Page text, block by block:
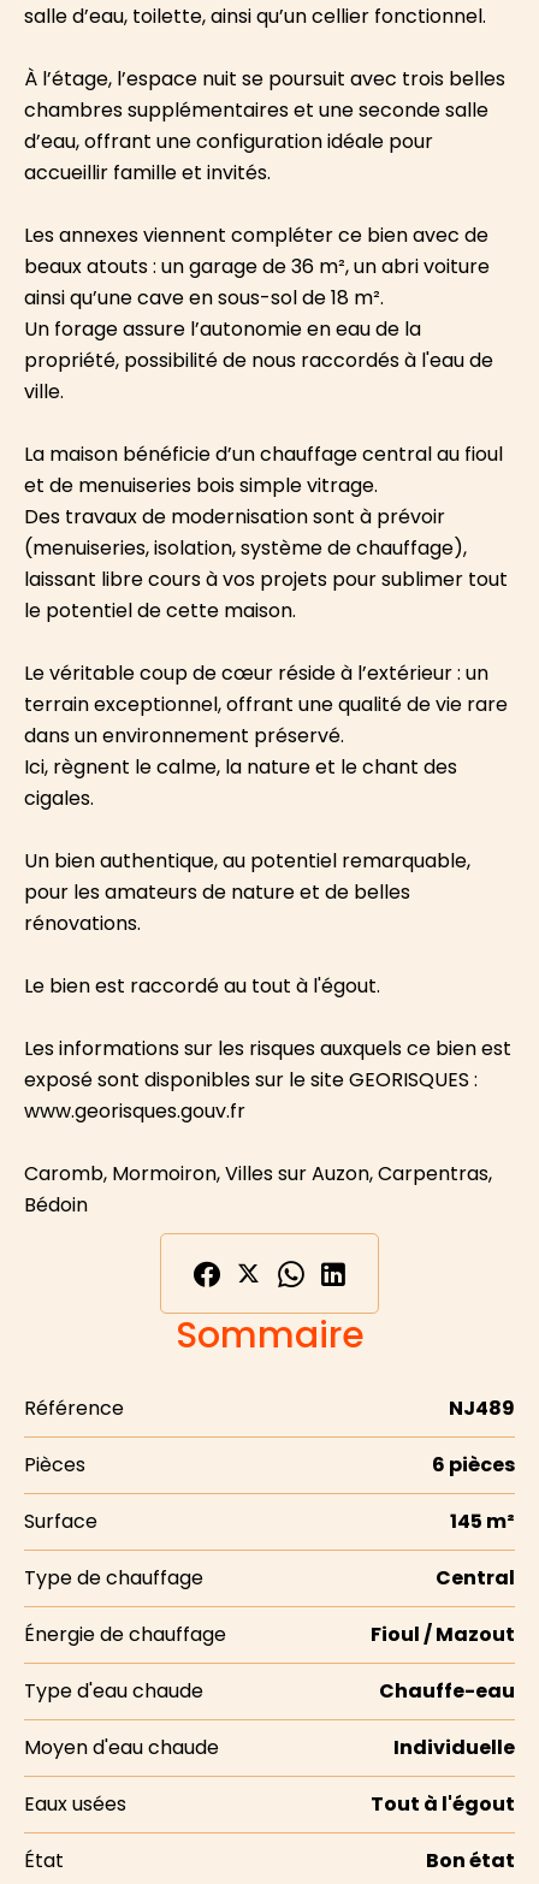
salle d’eau, toilette, ainsi qu’un cellier fonctionnel.
À l’étage, l’espace nuit se poursuit avec trois belles
chambres supplémentaires et une seconde salle
d’eau, offrant une configuration idéale pour
accueillir famille et invités.
Les annexes viennent compléter ce bien avec de
beaux atouts : un garage de 36 m², un abri voiture
ainsi qu’une cave en sous-sol de 18 m².
Un forage assure l’autonomie en eau de la
propriété, possibilité de nous raccordés à l'eau de
ville.
La maison bénéficie d’un chauffage central au fioul
et de menuiseries bois simple vitrage.
Des travaux de modernisation sont à prévoir
(menuiseries, isolation, système de chauffage),
laissant libre cours à vos projets pour sublimer tout
le potentiel de cette maison.
Le véritable coup de cœur réside à l’extérieur : un
terrain exceptionnel, offrant une qualité de vie rare
dans un environnement préservé.
Ici, règnent le calme, la nature et le chant des
cigales.
Un bien authentique, au potentiel remarquable,
pour les amateurs de nature et de belles
rénovations.
Le bien est raccordé au tout à l'égout.
Les informations sur les risques auxquels ce bien est
exposé sont disponibles sur le site GEORISQUES :
www.georisques.gouv.fr
Caromb, Mormoiron, Villes sur Auzon, Carpentras,
Bédoin
Sommaire
Référence NJ489
Pièces 6 pièces
Surface 145 m²
Type de chauffage Central
Énergie de chauffage Fioul / Mazout
Type d'eau chaude Chauffe-eau
Moyen d'eau chaude Individuelle
Eaux usées Tout à l'égout
État Bon état